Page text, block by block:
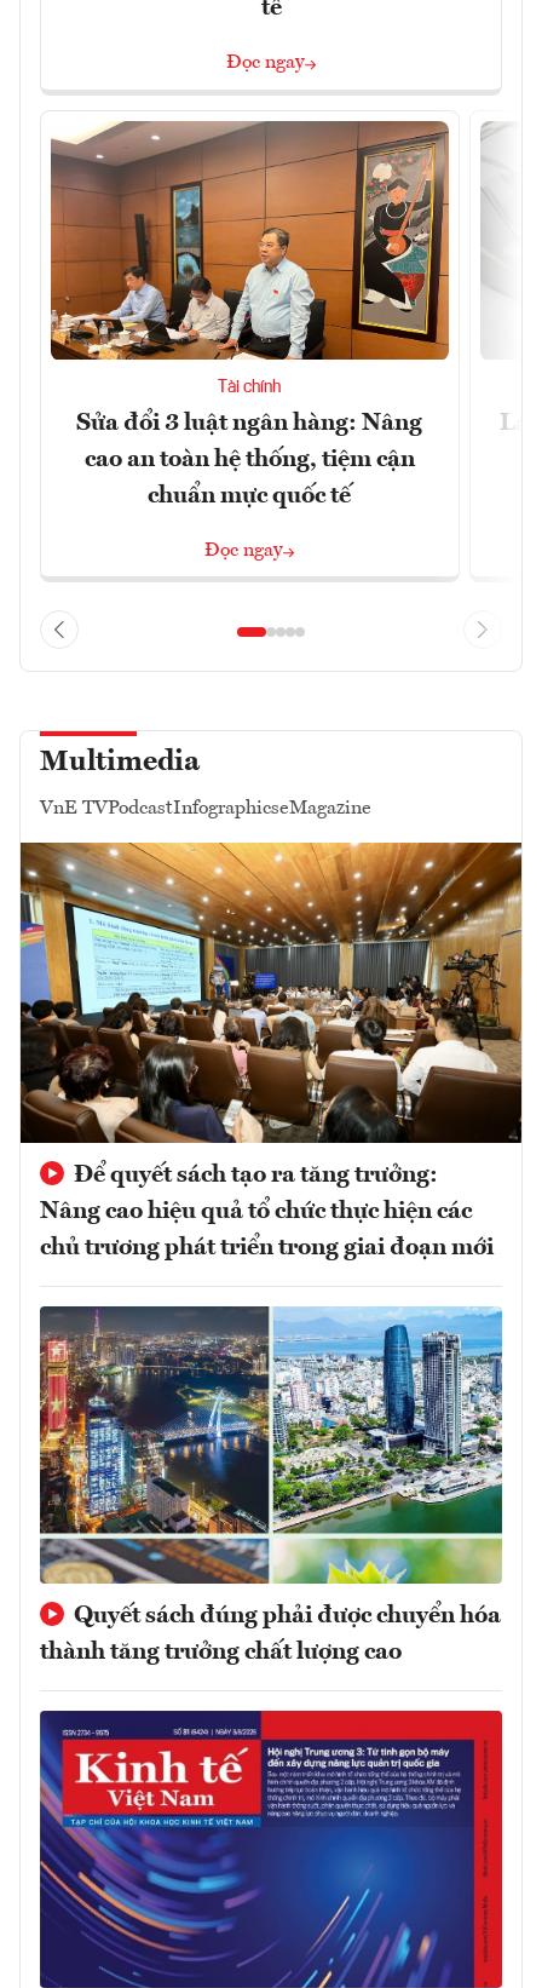
tế
Đọc ngay
Tài chính
Sửa đổi 3 luật ngân hàng: Nâng
cao an toàn hệ thống, tiệm cận
chuẩn mực quốc tế
Đọc ngay
Lãi
Multimedia
VnE TVPodcastInfographicseMagazine
Để quyết sách tạo ra tăng trưởng:
Nâng cao hiệu quả tổ chức thực hiện các
chủ trương phát triển trong giai đoạn mới
Quyết sách đúng phải được chuyển hóa
thành tăng trưởng chất lượng cao